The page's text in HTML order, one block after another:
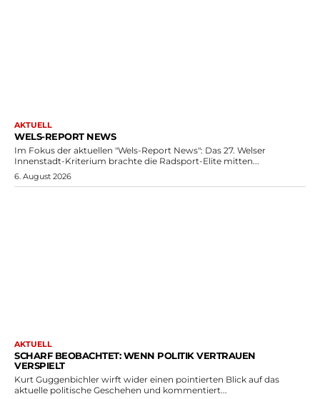
AKTUELL
WELS-REPORT NEWS
Im Fokus der aktuellen "Wels-Report News": Das 27. Welser
Innenstadt-Kriterium brachte die Radsport-Elite mitten...
6. August 2026
AKTUELL
SCHARF BEOBACHTET: WENN POLITIK VERTRAUEN
VERSPIELT
Kurt Guggenbichler wirft wider einen pointierten Blick auf das
aktuelle politische Geschehen und kommentiert...